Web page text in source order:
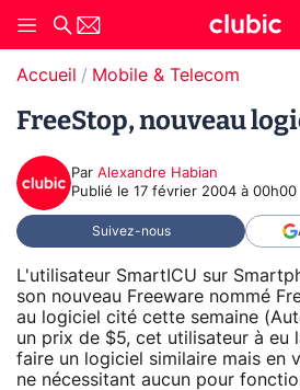
Accueil Mobile & Telecom
FreeStop, nouveau
Par Alexandre Habian
Publié le 17 février 2004 à 00h00
Suivez-nous
L'utilisateur SmartICU sur
son nouveau Freeware nommé
au logiciel cité cette semaine
un prix de $5, cet utilisateur à eu
faire un logiciel similaire mais en
ne nécessitant aucun pour